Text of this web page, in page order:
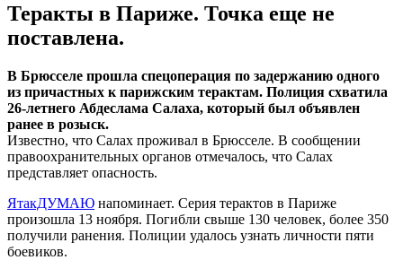
Теракты в Париже. Точка еще не
поставлена.
В Брюсселе прошла спецоперация по задержанию одного
из причастных к парижским терактам. Полиция схватила
26-летнего Абдеслама Салаха, который был объявлен
ранее в розыск.
Известно, что Салах проживал в Брюсселе. В сообщении
правоохранительных органов отмечалось, что Салах
представляет опасность.
ЯтакДУМАЮ напоминает. Серия терактов в Париже
произошла 13 ноября. Погибли свыше 130 человек, более 350
получили ранения. Полиции удалось узнать личности пяти
боевиков.